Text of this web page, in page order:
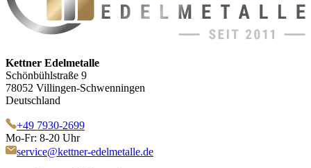
Kettner Edelmetalle
Schönbühlstraße 9
78052 Villingen-Schwenningen
Deutschland
+49 7930-2699
Mo-Fr: 8-20 Uhr
service@kettner-edelmetalle.de